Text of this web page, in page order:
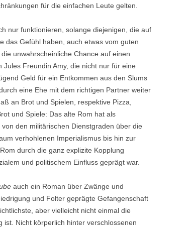
für die einfachen Leute gelten.
nur funktionieren, solange diejenigen, die auf
das Gefühl haben, auch etwas vom guten
unwahrscheinliche Chance auf einen
Freundin Amy, die nicht nur für eine
Geld für ein Entkommen aus den Slums
eine Ehe mit dem richtigen Partner weiter
an Brot und Spielen, respektive Pizza,
und Spiele: Das alte Rom hat als
den militärischen Dienstgraden über die
verhohlenen Imperialismus bis hin zur
durch die ganz explizite Kopplung
und politischem Einfluss geprägt war.
auch ein Roman über Zwänge und
und Folter geprägte Gefangenschaft
aber vielleicht nicht einmal die
Nicht körperlich hinter verschlossenen